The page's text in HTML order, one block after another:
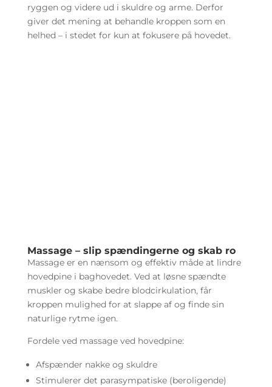
ryggen og videre ud i skuldre og arme. Derfor
giver det mening at behandle kroppen som en
helhed – i stedet for kun at fokusere på hovedet.
Massage – slip spændingerne og skab ro
Massage er en nænsom og effektiv måde at lindre
hovedpine i baghovedet. Ved at løsne spændte
muskler og skabe bedre blodcirkulation, får
kroppen mulighed for at slappe af og finde sin
naturlige rytme igen.
Fordele ved massage ved hovedpine:
Afspænder nakke og skuldre
Stimulerer det parasympatiske (beroligende)